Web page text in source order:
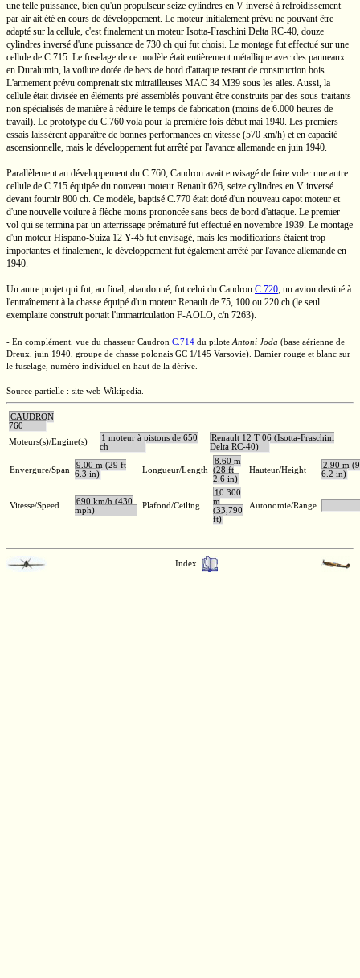
une telle puissance, bien qu'un propulseur seize cylindres en V inversé à refroidissement
par air ait été en cours de développement. Le moteur initialement prévu ne pouvant être
adapté sur la cellule, c'est finalement un moteur Isotta-Fraschini Delta RC-40, douze
cylindres inversé d'une puissance de 730 ch qui fut choisi. Le montage fut effectué sur une
cellule de C.715. Le fuselage de ce modèle était entièrement métallique avec des panneaux
en Duralumin, la voilure dotée de becs de bord d'attaque restant de construction bois.
L'armement prévu comprenait six mitrailleuses MAC 34 M39 sous les ailes. Aussi, la
cellule était divisée en éléments pré-assemblés pouvant être construits par des sous-traitants
non spécialisés de manière à réduire le temps de fabrication (moins de 6.000 heures de
travail). Le prototype du C.760 vola pour la première fois début mai 1940. Les premiers
essais laissèrent apparaître de bonnes performances en vitesse (570 km/h) et en capacité
ascensionnelle, mais le développement fut arrêté par l'avance allemande en juin 1940.
Parallèlement au développement du C.760, Caudron avait envisagé de faire voler une autre
cellule de C.715 équipée du nouveau moteur Renault 626, seize cylindres en V inversé
devant fournir 800 ch. Ce modèle, baptisé C.770 était doté d'un nouveau capot moteur et
d'une nouvelle voilure à flèche moins prononcée sans becs de bord d'attaque. Le premier
vol qui se termina par un atterrissage prématuré fut effectué en novembre 1939. Le montage
d'un moteur Hispano-Suiza 12 Y-45 fut envisagé, mais les modifications étaient trop
importantes et finalement, le développement fut également arrêté par l'avance allemande en
1940.
Un autre projet qui fut, au final, abandonné, fut celui du Caudron C.720, un avion destiné à
l'entraînement à la chasse équipé d'un moteur Renault de 75, 100 ou 220 ch (le seul
exemplaire construit portait l'immatriculation F-AOLO, c/n 7263).
- En complément, vue du chasseur Caudron C.714 du pilote Antoni Joda (base aérienne de
Dreux, juin 1940, groupe de chasse polonais GC 1/145 Varsovie). Damier rouge et blanc sur
le fuselage, numéro individuel en haut de la dérive.
Source partielle : site web Wikipedia.
CAUDRON
760
Moteurs(s)/Engine(s)
1 moteur à pistons de 650
ch
Renault 12 T 06 (Isotta-Fraschini
Delta RC-40)
Envergure/Span
9,00 m (29 ft
6.3 in)
Longueur/Length
8,60 m
(28 ft
2.6 in)
Hauteur/Height
2,90 m
6.2 in)
Vitesse/Speed
690 km/h (430
mph)
Plafond/Ceiling
10.300
m
(33,790
ft)
Autonomie/Range
Index